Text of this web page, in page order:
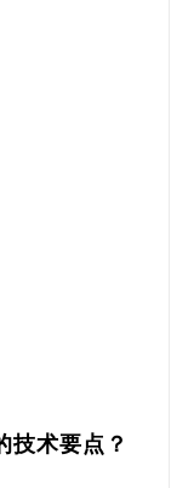
技术要点？